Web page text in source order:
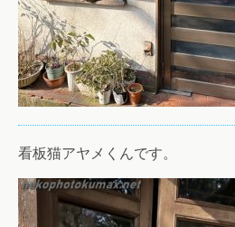
看板猫アヤメくんです。